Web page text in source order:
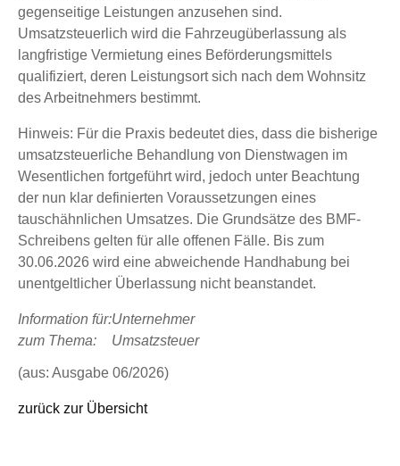
gegenseitige Leistungen anzusehen sind.
Umsatzsteuerlich wird die Fahrzeugüberlassung als
langfristige Vermietung eines Beförderungsmittels
qualifiziert, deren Leistungsort sich nach dem Wohnsitz
des Arbeitnehmers bestimmt.
Hinweis: Für die Praxis bedeutet dies, dass die bisherige
umsatzsteuerliche Behandlung von Dienstwagen im
Wesentlichen fortgeführt wird, jedoch unter Beachtung
der nun klar definierten Voraussetzungen eines
tauschähnlichen Umsatzes. Die Grundsätze des BMF-
Schreibens gelten für alle offenen Fälle. Bis zum
30.06.2026 wird eine abweichende Handhabung bei
unentgeltlicher Überlassung nicht beanstandet.
Information für:Unternehmer
zum Thema:
Umsatzsteuer
(aus: Ausgabe 06/2026)
zurück zur Übersicht